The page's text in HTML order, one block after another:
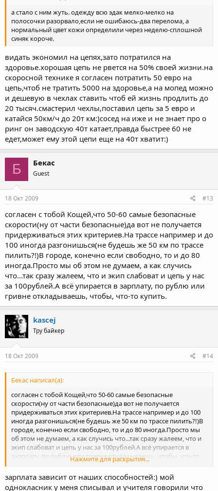
а стало с ним жуть. одежду всю эдак мелко-мелко на
полосочки разорвало,если не ошибаюсь-два перелома, а
нормальный цвет кожи определили через неделю-сплошной
синяк короче.
видать экономил на цепях,зато потратился на
здоровье.хорошая цепь не рвется на 50% своей жизни.на
скоросной технике я согласен потратить 50 евро на
цепь,чтоб не тратить 5000 на здоровье,а на мопед можно
и дешевую в чехлах ставить чтоб ей жизнь продлить до
20 тысяч.смастерил чехлы,поставил цепь за 5 евро и
катайся 50км/ч до 20т км:)сосед на иже и не знает про о
ринг он заводскую 40т катает,правда быстрее 60 не
едет,может ему этой цепи еще на 40т хватит:)
Б Бекас
Guest
18 Окт 2009 #13
согласен с тобой Кощей,что 50-60 самые безопасные
скорости(ну от части безопасные)да вот не получается
придерживаться этих критериев.На трассе например и до
100 иногда разгонишься(не будешь же 50 км по трассе
пилить?!)В городе, конечно если свободно, то и до 80
иногда.Просто мы об этом не думаем, а как случись
что...так сразу жалеем, что и экип слабоват и цепь у нас
за 100рублей.А всё упирается в зарплату, по рублю или
гривне откладываешь, чтобы, что-то купить.
kascej
Тру байкер
18 Окт 2009 #14
Бекас написал(а):
согласен с тобой Кощей,что 50-60 самые безопасные
скорости(ну от части безопасные)да вот не получается
придерживаться этих критериев.На трассе например и до 100
иногда разгонишься(не будешь же 50 км по трассе пилить?!)В
городе, конечно если свободно, то и до 80 иногда.Просто мы
об этом не думаем, а как случись что...так сразу жалеем, что и
экип слабоват и цепь у нас за 100рублей.А всё упирается в
зарплату, по рублю или гривне откладываешь, чтобы, что-то
Нажмите для раскрытия...
зарплата зависит от наших способностей:) мой
однокласник у меня списывал и учителя говорили что